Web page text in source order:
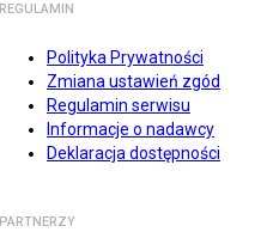
REGULAMIN
Polityka Prywatności
Zmiana ustawień zgód
Regulamin serwisu
Informacje o nadawcy
Deklaracja dostępności
PARTNERZY